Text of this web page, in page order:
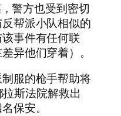
警方也受到密切
帮派小队相似的
事件有任何联
异他们穿着）。
服的枪手帮助将
斯法院解救出
保安。